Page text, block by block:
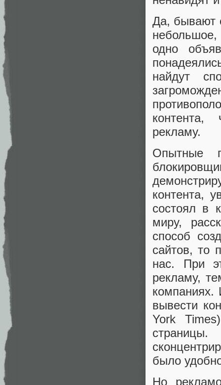
Да, бывают
одно
найдут
контента,
рекламу.
Опытные
контента,
состоял в
миру,
способ
сайтов, то
нас. При
рекламу,
компаниях.
вывести
York
было
Но